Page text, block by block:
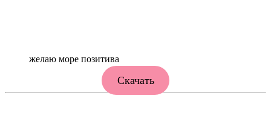
желаю море позитива
Скачать